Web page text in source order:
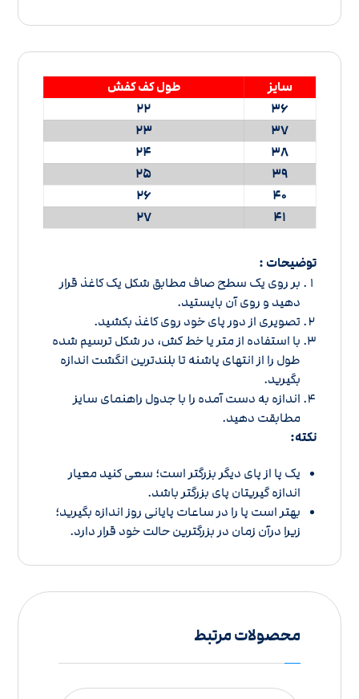
سایز
طول کف کفش
36
22
37
23
38
24
39
25
40
26
41
27
توضیحات :
بر روی یک سطح صاف مطابق شکل یک کاغذ قرار
دهید و روی آن بایستید.
تصویری از دور پای خود روی کاغذ بکشید.
با استفاده از متر یا خط کش، در شکل ترسیم شده
طول را از انتهای پاشنه تا بلندترین انگشت اندازه
بگیرید.
اندازه به دست آمده را باجدول راهنمای سایز
مطابقت دهید.
نکته:
یک پا از پای دیگر بزرگتر است؛ سعی کنید معیار
اندازه گیریتان پای بزرگتر باشد.
بهتر است پا را در ساعات پایانی روز اندازه بگیرید؛
زیرا درآن زمان در بزرگترین حالت خود قرار دارد.
محصولات مرتبط